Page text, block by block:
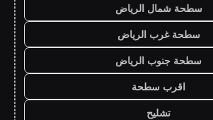
سطحة شمال الرياض
سطحة غرب الرياض
سطحة جنوب الرياض
اقرب سطحة
تشليح